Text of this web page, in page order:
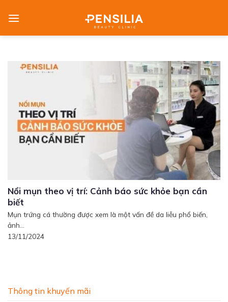
Thông tin khuyến mãi
Nổi mụn theo vị trí: Cảnh báo sức khỏe bạn cần
biết
Mụn trứng cá thường được xem là một vấn đề da liễu phổ biến,
ảnh...
13/11/2024